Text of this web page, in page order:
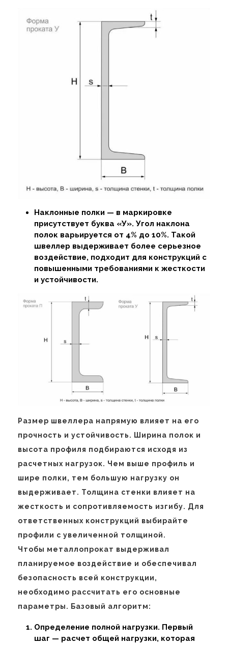
Наклонные полки — в маркировке
присутствует буква «У». Угол наклона
полок варьируется от 4% до 10%. Такой
швеллер выдерживает более серьезное
воздействие, подходит для конструкций с
повышенными требованиями к жесткости
и устойчивости.
Размер швеллера напрямую влияет на его
прочность и устойчивость. Ширина полок и
высота профиля подбираются исходя из
расчетных нагрузок. Чем выше профиль и
шире полки, тем большую нагрузку он
выдерживает. Толщина стенки влияет на
жесткость и сопротивляемость изгибу. Для
ответственных конструкций выбирайте
профили с увеличенной толщиной.
Чтобы металлопрокат выдерживал
планируемое воздействие и обеспечивал
безопасность всей конструкции,
необходимо рассчитать его основные
параметры. Базовый алгоритм:
Определение полной нагрузки. Первый
шаг — расчет общей нагрузки, которая